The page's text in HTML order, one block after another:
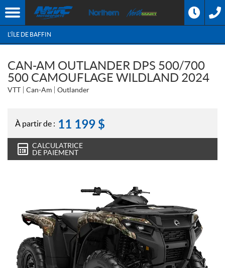
L'ÎLE DE BAFFIN
CAN-AM OUTLANDER DPS 500/700
500 CAMOUFLAGE WILDLAND 2024
VTT Can-Am Outlander
À partir de : 11 199 $
CALCULATRICE
DE PAIEMENT